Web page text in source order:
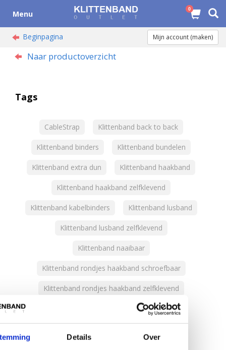
Details Over
Menu 0
Beginpagina Mijn account (maken)
Naar productoverzicht
Tags
CableStrap Klittenband back to back
Klittenband binders Klittenband bundelen
Klittenband extra dun Klittenband haakband
Klittenband haakband zelfklevend
Klittenband kabelbinders Klittenband lusband
Klittenband lusband zelfklevend
Klittenband naaibaar
Klittenband rondjes haakband schroefbaar
Klittenband rondjes haakband zelfklevend
Klittenband rondjes lusband zelfklevend